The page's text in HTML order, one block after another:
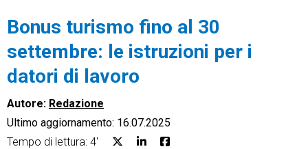
Bonus turismo fino al 30
settembre: le istruzioni per i
datori di lavoro
Autore: Redazione
Ultimo aggiornamento: 16.07.2025
Tempo di lettura: 4'